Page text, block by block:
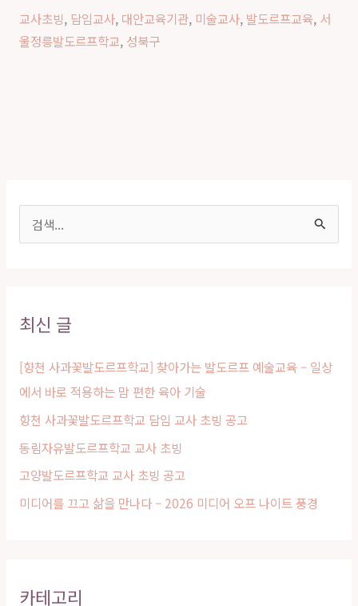
미
교사초빙, 담임교사, 대안교육기관, 미술교사, 발도르프교육, 서
울정릉발도르프학교, 성북구
최신 글
[향천 사과꽃발도르프학교] 찾아가는 발도르프 예술교육 – 일상
에서 바로 적용하는 맘 편한 육아 기술
향천 사과꽃발도르프학교 담임 교사 초빙 공고
동림자유발도르프학교 교사 초빙
고양발도르프학교 교사 초빙 공고
미디어를 끄고 삶을 만나다 – 2026 미디어 오프 나이트 풍경
카테고리